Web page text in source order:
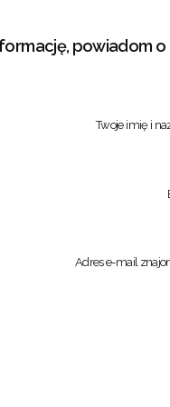
powiadom
Twoje imię i
Adres e-mail